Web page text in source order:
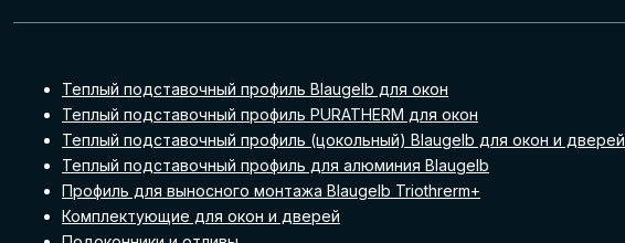
Теплый подставочный профиль Blaugelb для окон
Теплый подставочный профиль PURATHERM для окон
Теплый подставочный профиль (цокольный) Blaugelb для окон и дверей
Теплый подставочный профиль для алюминия Blaugelb
Профиль для выносного монтажа Blaugelb Triothrerm+
Комплектующие для окон и дверей